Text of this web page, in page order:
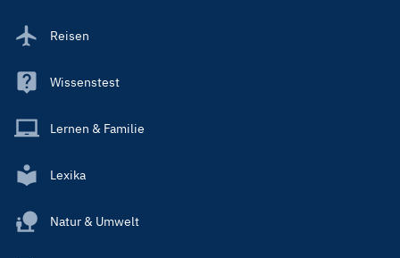
Reisen
Wissenstest
Lernen & Familie
Lexika
Natur & Umwelt